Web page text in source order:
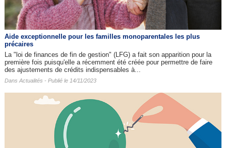
Aide exceptionnelle pour les familles monoparentales les plus
précaires
La "loi de finances de fin de gestion" (LFG) a fait son apparition pour la
première fois puisqu'elle a récemment été créée pour permettre de faire
des ajustements de crédits indispensables à...
Dans Actualités - Publié le 14/11/2023